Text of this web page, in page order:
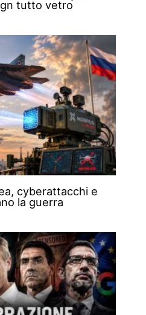
tutto vetro
cyberattacchi e
la guerra